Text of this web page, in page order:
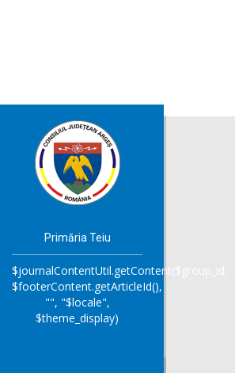
Primăria Teiu
$journalContentUtil.getContent($group_id,
$footerContent.getArticleId(),
"", "$locale",
$theme_display)